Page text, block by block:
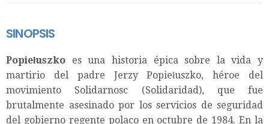
SINOPSIS
Popiełuszko es una historia épica sobre la vida y
martirio del padre Jerzy Popiełuszko, héroe del
movimiento Solidarnosc (Solidaridad), que fue
brutalmente asesinado por los servicios de seguridad
del gobierno regente polaco en octubre de 1984. En la